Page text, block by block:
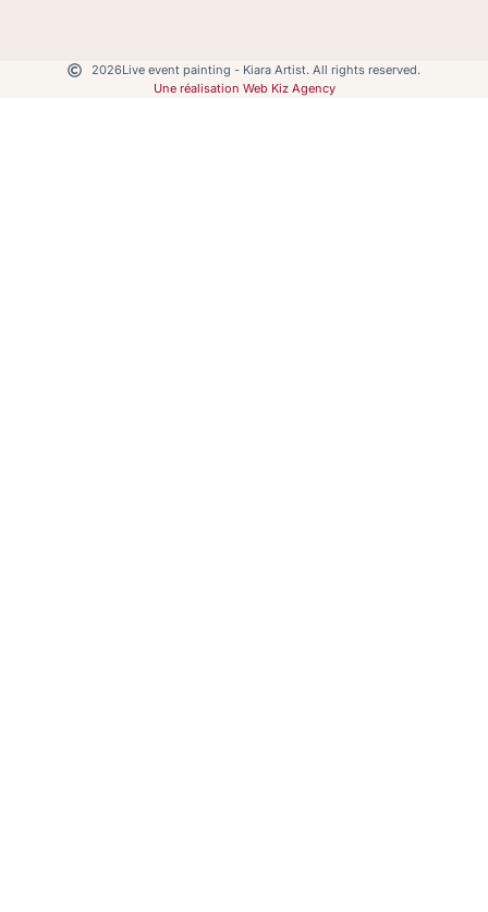
2026Live event painting - Kiara Artist. All rights reserved.
Une réalisation Web Kiz Agency